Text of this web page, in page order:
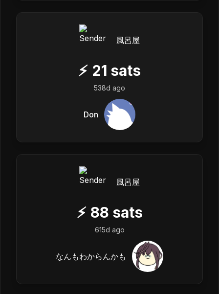
風呂屋
⚡ 21 sats
538d ago
Don
風呂屋
⚡ 88 sats
615d ago
なんもわからんかも